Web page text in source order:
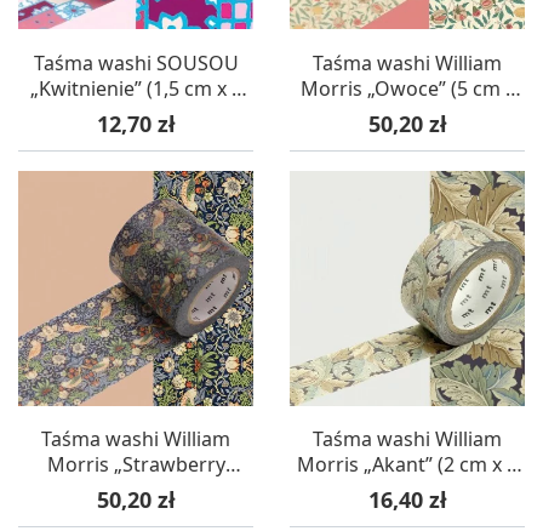
Taśma washi SOUSOU
„Kwitnienie” (1,5 cm x 7
m) – mt masking tape
Cena
12,70 zł
Taśma washi William
Morris „Owoce” (5 cm x
10 m) – mt masking tape
Cena
50,20 zł
Taśma washi William
Morris „Strawberry
Thief” (5 cm x 10 m) – mt
masking tape
Cena
50,20 zł
Taśma washi William
Morris „Akant” (2 cm x 7
m) – mt masking tape
Cena
16,40 zł